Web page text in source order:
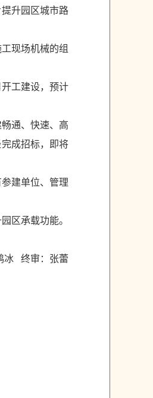
升园区城市路
现场机械的组
工建设，预计
通、快速、高
成招标，即将
建单位、管理
区承载功能。
冰 终审：张蕾